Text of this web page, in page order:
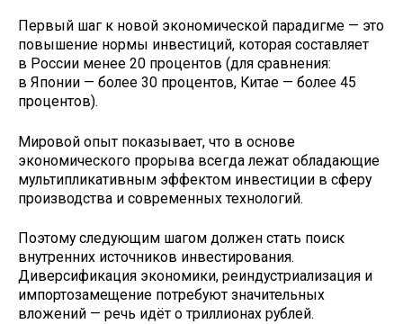
Первый шаг к новой экономической парадигме — это
повышение нормы инвестиций, которая составляет
в России менее 20 процентов (для сравнения:
в Японии — более 30 процентов, Китае — более 45
процентов).
Мировой опыт показывает, что в основе
экономического прорыва всегда лежат обладающие
мультипликативным эффектом инвестиции в сферу
производства и современных технологий.
Поэтому следующим шагом должен стать поиск
внутренних источников инвестирования.
Диверсификация экономики, реиндустриализация и
импортозамещение потребуют значительных
вложений — речь идёт о триллионах рублей.